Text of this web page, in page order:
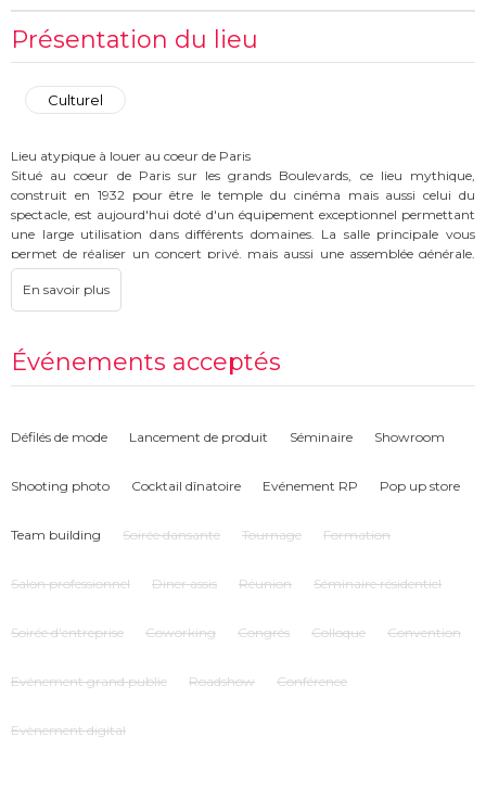
Présentation du lieu
Culturel
Lieu atypique à louer au coeur de Paris
Situé au coeur de Paris sur les grands Boulevards, ce lieu mythique,
construit en 1932 pour être le temple du cinéma mais aussi celui du
spectacle, est aujourd'hui doté d'un équipement exceptionnel permettant
une large utilisation dans différents domaines. La salle principale vous
permet de réaliser un concert privé, mais aussi une assemblée générale,
une convention, une plénière ou une projection privée à partir de 300
personnes jusqu'à 2 500 personnes. Ses espaces cocktails répartis sur les
trois niveaux vous permettent l'organisation avant ou après l'événement,
mètres de base, l'autre de 16 mètres, vous pourrez diffuser tous vos projets
ou films. Nous vous assurons d'apporter à vos réceptions, une ambiance
inédite, drôle et originale. Le lieu dispose, en dehors de sa grande salle, de 7
manifestations de 10 à 500 personnes. En cinquante années d'existence,
son indice de fréquentation n'a pas baissé. Un million deux cent cinquante
Cinéma. C'est un endroit chargé d'histoire qui pourra accueillir vos
l'image de votre événement la façade numérique. Original et unique en
Événements acceptés
Défilés de mode Lancement de produit Séminaire Showroom
Shooting photo Cocktail dînatoire Evénement RP Pop up store
Team building Soirée dansante Tournage Formation
Salon professionnel Diner assis Réunion Séminaire résidentiel
Soirée d'entreprise Coworking Congrés Colloque Convention
Evénement grand public Roadshow Conférence
Evènement digital